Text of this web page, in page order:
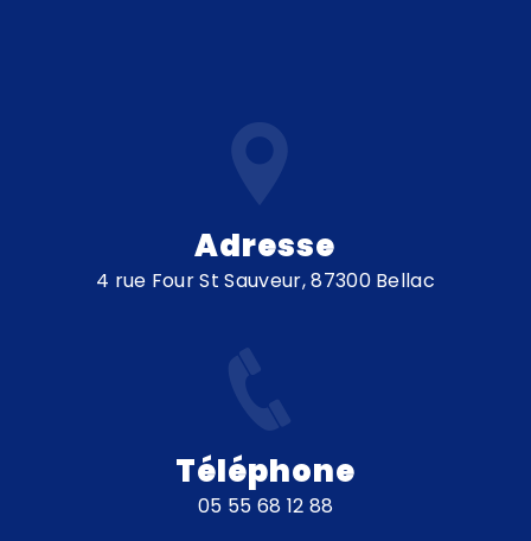
Adresse
4 rue Four St Sauveur, 87300 Bellac
Téléphone
05 55 68 12 88